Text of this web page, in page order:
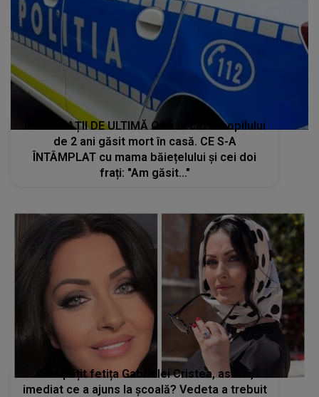
INFORMAȚII DE ULTIMĂ ORĂ în cazul copilului
de 2 ani găsit mort în casă. CE S-A
ÎNTÂMPLAT cu mama băiețelului și cei doi
frați: "Am găsit..."
Ce a pățit fetița Gabrielei Cristea, astăzi,
imediat ce a ajuns la școală? Vedeta a trebuit